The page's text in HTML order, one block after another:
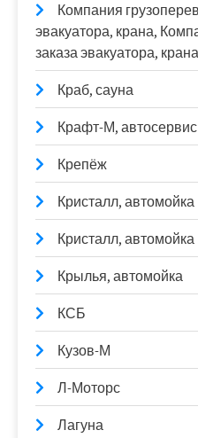
Компания
эвакуатора, крана,
заказа эвакуатора, крана
Краб, сауна
Крафт-М, автосервис
Крепёж
Кристалл, автомойка
Кристалл, автомойка
Крылья, автомойка
КСБ
Кузов-М
Л-Моторс
Лагуна